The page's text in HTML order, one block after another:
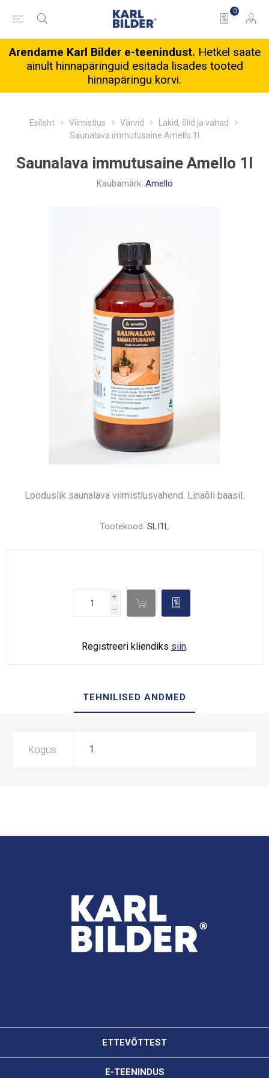
0
Arendame Karl Bilder e-teenindust. Hetkel saate
ainult hinnapäringuid esitada lisades tooted
hinnapäringu korvi.
Esileht Viimistlus Värvid
Lakid, õlid ja vahad
Saunalava immutusaine Amello 1l
Saunalava immutusaine Amello 1l
Kaubamärk: Amello
Looduslik saunalava viimistlusvahend. Linaõli baasil.
Tootekood: SLI1L
i
h
d 
Registreeri kliendiks siin.
TEHNILISED ANDMED
Kogus 1
ETTEVÕTTEST
E-TEENINDUS